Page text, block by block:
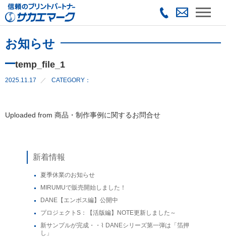
お知らせ
temp_file_1
2025.11.17 CATEGORY：
Uploaded from 商品・制作事例に関するお問合せ
新着情報
夏季休業のお知らせ
MIRUMUで販売開始しました！
DANE【エンボス編】公開中
プロジェクトS：【活版編】NOTE更新しました～
新サンプルが完成・・⌇ DANEシリーズ第一弾は「箔押
し」